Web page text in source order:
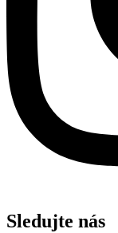
Sledujte nás